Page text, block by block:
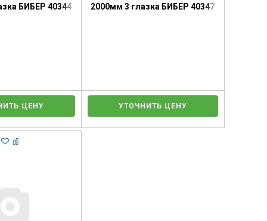
БИБЕР 40344
ЦЕНУ
2000мм 3 глазка БИБЕР 40347
УТОЧНИТЬ ЦЕНУ